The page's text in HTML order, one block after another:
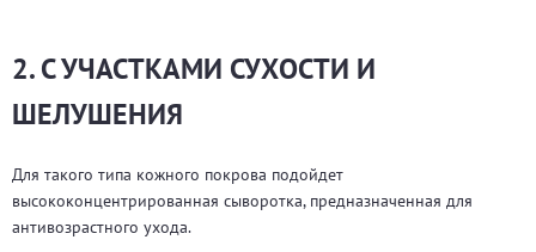
2. С УЧАСТКАМИ СУХОСТИ И
ШЕЛУШЕНИЯ
Для такого типа кожного покрова подойдет
высококонцентрированная сыворотка, предназначенная для
антивозрастного ухода.